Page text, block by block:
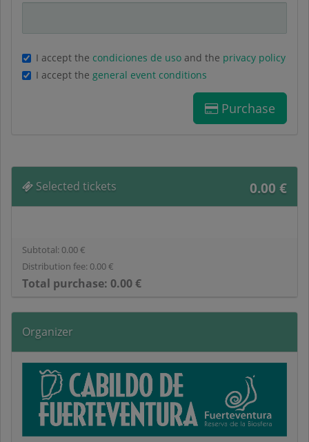
I accept the condiciones de uso and the privacy policy
I accept the general event conditions
Purchase
Selected tickets 0.00 €
Subtotal: 0.00€
Distribution fee: 0.00€
Total purchase: 0.00€
Organizer